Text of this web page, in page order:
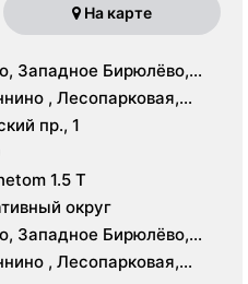
На карте
Западное Бирюлёво,
Орехово-Борисово,
Северное
Южное Чертаново
Бутово
, Лесопарковая,
Янгеля, Улица
Южная
пр., 1
1.5 Т
округ
Западное Бирюлёво,
Орехово-Борисово,
Северное
, Лесопарковая,